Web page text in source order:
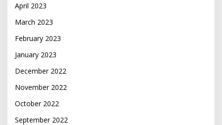
April 2023
March 2023
February 2023
January 2023
December 2022
November 2022
October 2022
September 2022